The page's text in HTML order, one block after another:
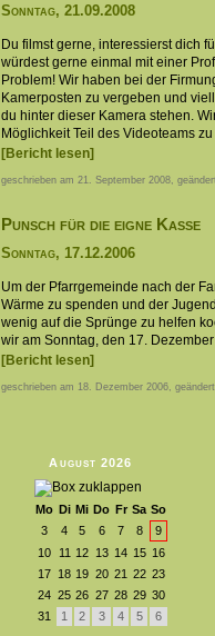
Sonntag, 21.09.2008
Du filmst gerne, interessierst dich
würdest gerne einmal mit einer
Problem! Wir haben bei der
Kamerposten zu vergeben und
du hinter dieser Kamera stehen.
Möglichkeit Teil des Videoteams
[Bericht lesen]
geschrieben am 21. September 2008,
Punsch für die eigne Kasse
Sonntag, 17.12.2006
Um der Pfarrgemeinde nach der
Wärme zu spenden und der
wenig auf die Sprünge zu helfen
wir am Sonntag, den 17.
[Bericht lesen]
geschrieben am 18. Dezember 2006,
August 2026
Mo Di Mi Do Fr Sa So
3
4 5 6 7 8
9
10
11 12 13 14 15 16
17 18 19 20 21 22 23
24 25 26 27 28 29 30
31
1 2 3 4 5 6